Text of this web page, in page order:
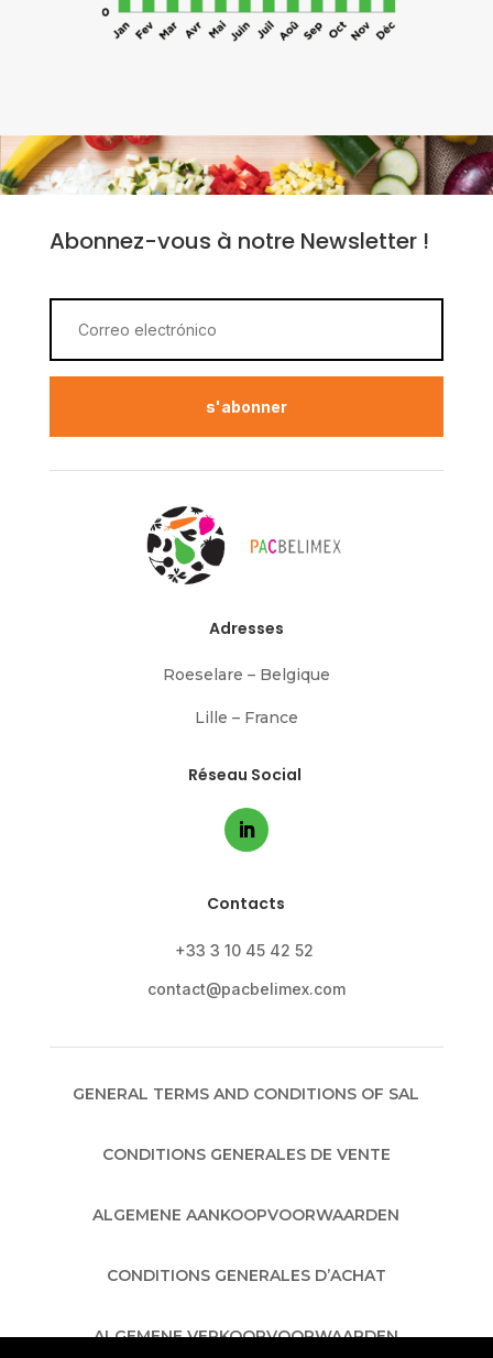
Abonnez-vous à notre Newsletter !
s'abonner
Adresses
Roeselare – Belgique
Lille – France
Réseau Social
Contacts
+33 3 10 45 42 52
contact@pacbelimex.com
GENERAL TERMS AND CONDITIONS OF SAL
CONDITIONS GENERALES DE VENTE
ALGEMENE AANKOOPVOORWAARDEN
CONDITIONS GENERALES D’ACHAT
ALGEMENE VERKOOPVOORWAARDEN